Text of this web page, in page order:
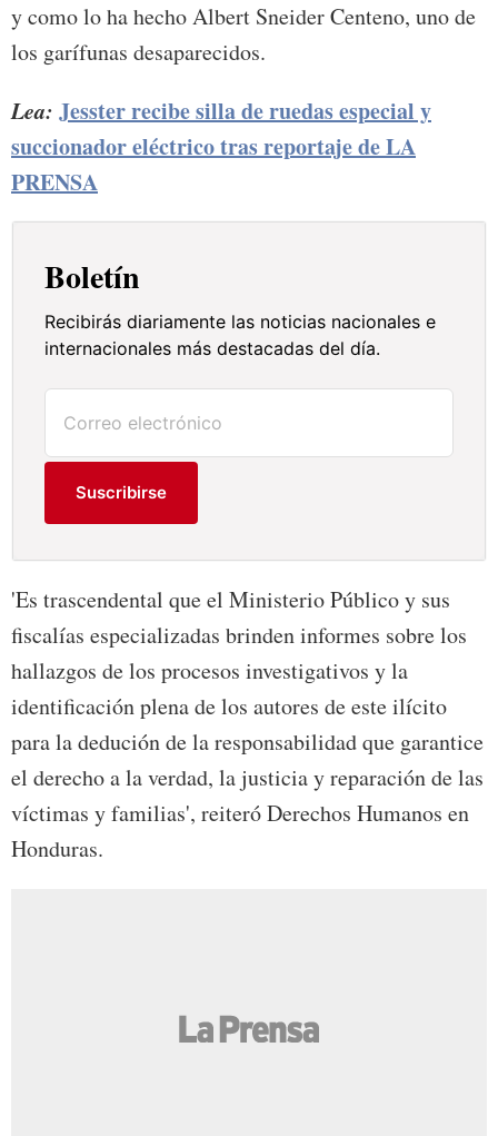
y como lo ha hecho Albert Sneider Centeno, uno de
los garífunas desaparecidos.
Lea: Jesster recibe silla de ruedas especial y
succionador eléctrico tras reportaje de LA
PRENSA
Boletín
Recibirás diariamente las noticias nacionales e
internacionales más destacadas del día.
Suscribirse
'Es trascendental que el Ministerio Público y sus
fiscalías especializadas brinden informes sobre los
hallazgos de los procesos investigativos y la
identificación plena de los autores de este ilícito
para la dedución de la responsabilidad que garantice
el derecho a la verdad, la justicia y reparación de las
víctimas y familias', reiteró Derechos Humanos en
Honduras.